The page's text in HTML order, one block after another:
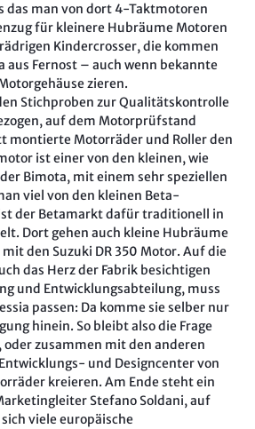
das man von dort 4-Taktmotoren
für kleinere Hubräume Motoren
Kindercrosser, die kommen
aus Fernost – auch wenn bekannte
zieren.
Stichproben zur Qualitätskontrolle
auf dem Motorprüfstand
montierte Motorräder und Roller den
ist einer von den kleinen, wie
Bimota, mit einem sehr speziellen
viel von den kleinen Beta-
der Betamarkt dafür traditionell in
Dort gehen auch kleine Hubräume
den Suzuki DR 350 Motor. Auf die
das Herz der Fabrik besichtigen
und Entwicklungsabteilung, muss
passen: Da komme sie selber nur
hinein. So bleibt also die Frage
oder zusammen mit den anderen
und Designcenter von
kreieren. Am Ende steht ein
Stefano Soldani, auf
viele europäische